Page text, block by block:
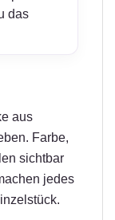
das
aus
Farbe,
sichtbar
jedes